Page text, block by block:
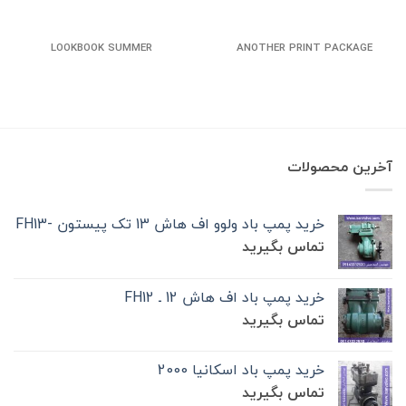
ANOTHER PRINT PACKAGE
LOOKBOOK SUMMER
آخرین محصولات
خرید پمپ باد ولوو اف هاش 13 تک‌ پیستون -FH13
تماس بگیرید
خرید پمپ باد اف هاش 12 ـ FH12
تماس بگیرید
خرید پمپ باد اسکانیا 2000
تماس بگیرید